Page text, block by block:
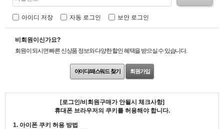
아이디 저장 자동 로그인 보안 로그인
비회원이신가요?
회원이 되시면 빠른 신상품 정보와 다양한 할인 혜택을 받으실 수 있습니다.
아이디/패스워드 찾기 회원가입
[로그인/비회원구매가 안될시 체크사항]
휴대폰 브라우저의 쿠키를 허용해야 합니다.
1. 아이폰 쿠키 허용 방법